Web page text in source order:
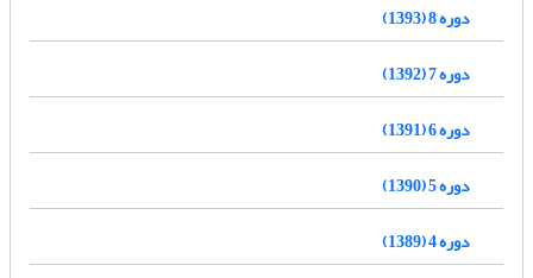
دوره 8 (1393)
دوره 7 (1392)
دوره 6 (1391)
دوره 5 (1390)
دوره 4 (1389)